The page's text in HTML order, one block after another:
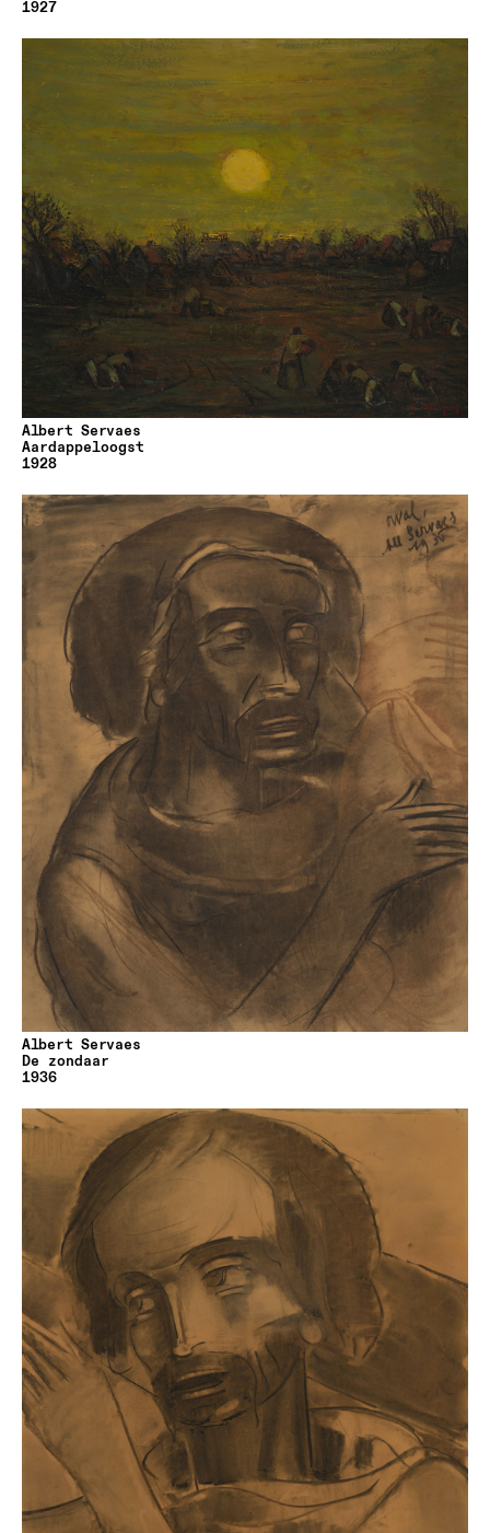
1927
Albert Servaes
Aardappeloogst
1928
Albert Servaes
De zondaar
1936